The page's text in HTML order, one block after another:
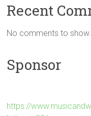
Recent
No comments to show.
Sponsor
https://